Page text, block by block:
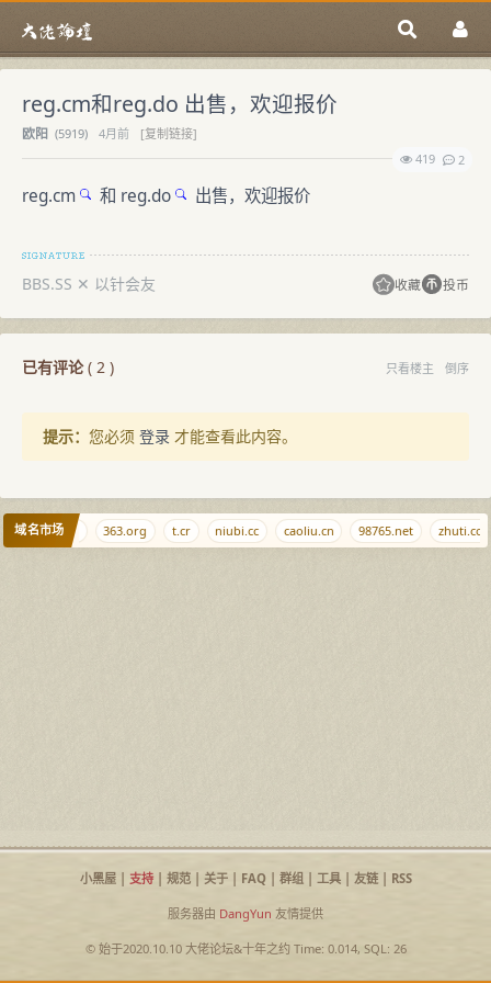
reg.cm和reg.do 出售，欢迎报价
欧阳 (5919) 4月前
[复制链接]
419
2
reg.cm 和 reg.do 出售，欢迎报价
BBS.SS ✕ 以针会友 收藏 投币
已有评论( 2 ) 只看楼主 倒序
提示： 您必须 登录 才能查看此内容。
域名市场
qq.md 363.org t.cr niubi.cc caoliu.cn 98765.net zhuti.com
小黑屋| 支持| 规范| 关于| FAQ| 群组| 工具| 友链| RSS
服务器由 DangYun 友情提供
© 始于2020.10.10 大佬论坛&十年之约Time: 0.014, SQL: 26